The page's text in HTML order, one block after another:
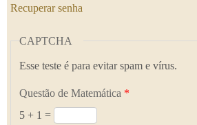
Recuperar senha
CAPTCHA
Esse teste é para evitar spam e vírus.
Questão de Matemática *
5 + 1 =